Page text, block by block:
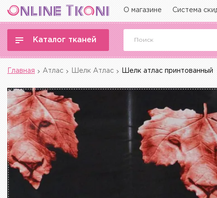
О магазине Система
Каталог тканей
Главная Атлас Шелк Атлас Шелк атлас принтованный